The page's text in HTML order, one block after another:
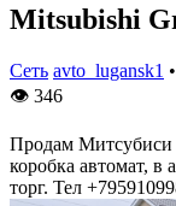
Mitsubishi
Сеть avto_lugansk1 •
👁 346
Продам Митсубиси
коробка автомат, в
торг. Тел